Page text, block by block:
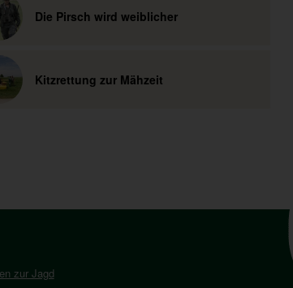
Die Pirsch wird weiblicher
Kitzrettung zur Mähzeit
zur Jagd